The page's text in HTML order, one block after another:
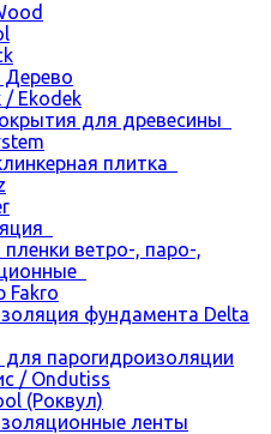
Дерево
/ Ekodek
для древесины
плитка
ветро-, паро-,
Fakro
фундамента Delta
для парогидроизоляции
/ Ondutiss
(Роквул)
ленты